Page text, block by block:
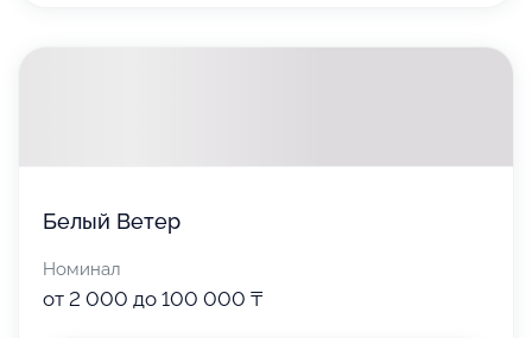
Белый Ветер
Номинал
от 2 000 до 100 000 ₸